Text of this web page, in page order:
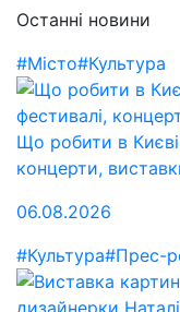
Останні новини
#Місто#Культура
Що робити в Києві
концерти,
06.08.2026
#Культура#Прес-